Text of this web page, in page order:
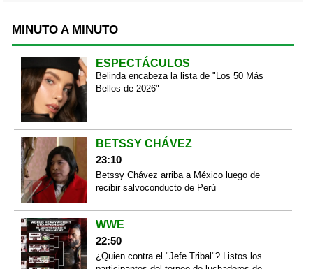
MINUTO A MINUTO
ESPECTÁCULOS
Belinda encabeza la lista de "Los 50 Más
Bellos de 2026"
BETSSY CHÁVEZ
23:10
Betssy Chávez arriba a México luego de
recibir salvoconducto de Perú
WWE
22:50
¿Quien contra el "Jefe Tribal"? Listos los